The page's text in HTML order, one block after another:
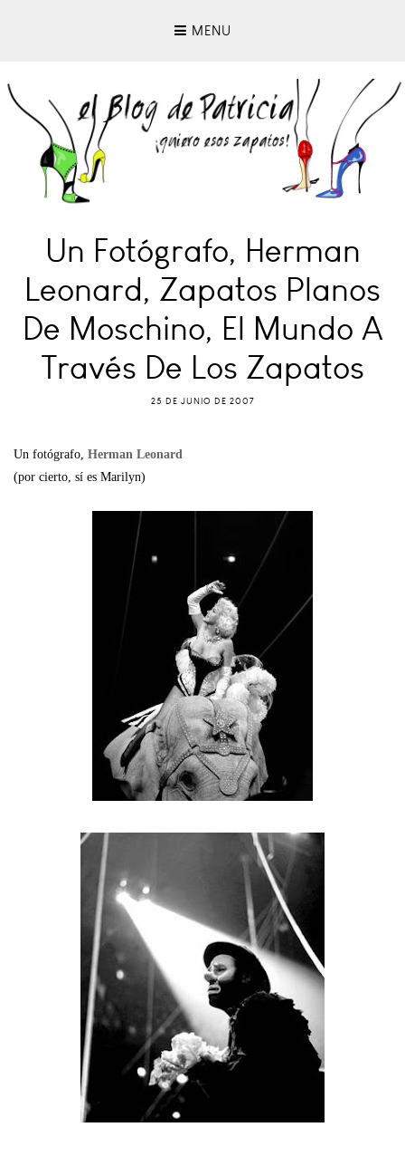
MENU
Un Fotógrafo, Herman
Leonard, Zapatos Planos
De Moschino, El Mundo A
Través De Los Zapatos
25 DE JUNIO DE 2007
Un fotógrafo, Herman Leonard
(por cierto, sí es Marilyn)